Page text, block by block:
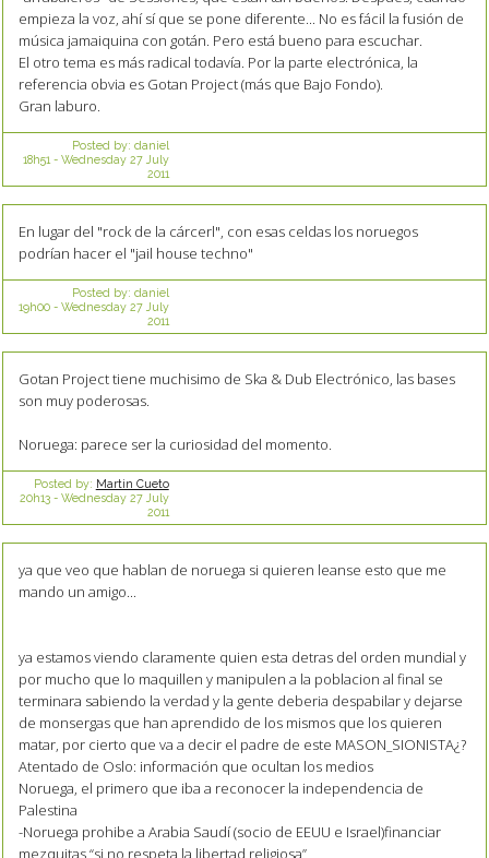
empieza la voz, ahí sí que se pone diferente... No es fácil la fusión de
música jamaiquina con gotán. Pero está bueno para escuchar.
El otro tema es más radical todavía. Por la parte electrónica, la
referencia obvia es Gotan Project (más que Bajo Fondo).
Gran laburo.
Posted by: daniel
18h51 - Wednesday 27 July
2011
En lugar del "rock de la cárcerl", con esas celdas los noruegos
podrían hacer el "jail house techno"
Posted by: daniel
19h00- Wednesday 27 July
2011
Gotan Project tiene muchisimo de Ska & Dub Electrónico, las bases
son muy poderosas.
Noruega: parece ser la curiosidad del momento.
Posted by: Martin Cueto
20h13- Wednesday 27 July
2011
ya que veo que hablan de noruega si quieren leanse esto que me
mando un amigo...
ya estamos viendo claramente quien esta detras del orden mundial y
por mucho que lo maquillen y manipulen a la poblacion al final se
terminara sabiendo la verdad y la gente deberia despabilar y dejarse
de monsergas que han aprendido de los mismos que los quieren
matar, por cierto que va a decir el padre de este MASON_SIONISTA¿?
Atentado de Oslo: información que ocultan los medios
Noruega, el primero que iba a reconocer la independencia de
Palestina
-Noruega prohibe a Arabia Saudí (socio de EEUU e Israel)financiar
mezquitas “si no respeta la libertad religiosa”